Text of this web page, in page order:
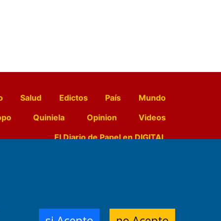
Salud Edictos País
Mundo
Quiniela Opinion
Videos
El Diario de Papel en DIGITAL